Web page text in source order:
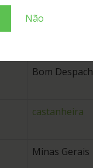
Não
Bom
castanheira
Minas Gerais